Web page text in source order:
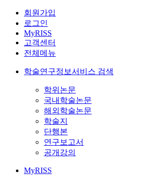
회원가입
로그인
MyRISS
고객센터
전체메뉴
학술연구정보서비스 검색
학위논문
국내학술논문
해외학술논문
학술지
단행본
연구보고서
공개강의
MyRISS